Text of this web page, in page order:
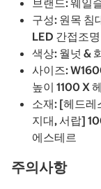
구성: 원목 침
LED 간접조
색상: 월넛 &
사이즈:
높이 1100 X
소재: [헤드레
지대, 서랍]
에스테르
주의사항